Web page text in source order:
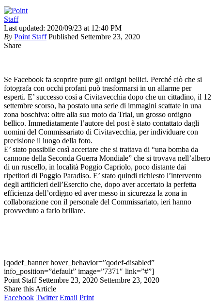
Last updated: 2020/09/23 at 12:40 PM
By Point Staff Published Settembre 23, 2020
Share
Se Facebook fa scoprire pure gli ordigni bellici. Perché ciò che si
fotografa con occhi profani può trasformarsi in un allarme per
esperti. E’ successo così a Civitavecchia dopo che un cittadino, il 12
settembre scorso, ha postato una serie di immagini scattate in una
zona boschiva: oltre alla sua moto da Trial, un grosso ordigno
bellico. Immediatamente l’autore del post è stato contattato dagli
uomini del Commissariato di Civitavecchia, per individuare con
precisione il luogo della foto.
E’ stato possibile così accertare che si trattava di “una bomba da
cannone della Seconda Guerra Mondiale” che si trovava nell’albero
di un ruscello, in località Poggio Capriolo, poco distante dai
ripetitori di Poggio Paradiso. E’ stato quindi richiesto l’intervento
degli artificieri dell’Esercito che, dopo aver accertato la perfetta
efficienza dell’ordigno ed aver messo in sicurezza la zona in
collaborazione con il personale del Commissariato, ieri hanno
provveduto a farlo brillare.
[qodef_banner hover_behavior=”qodef-disabled”
info_position=”default” image=”7371″ link=”#”]
Point Staff Settembre 23, 2020 Settembre 23, 2020
Share this Article
Facebook Twitter Email Print